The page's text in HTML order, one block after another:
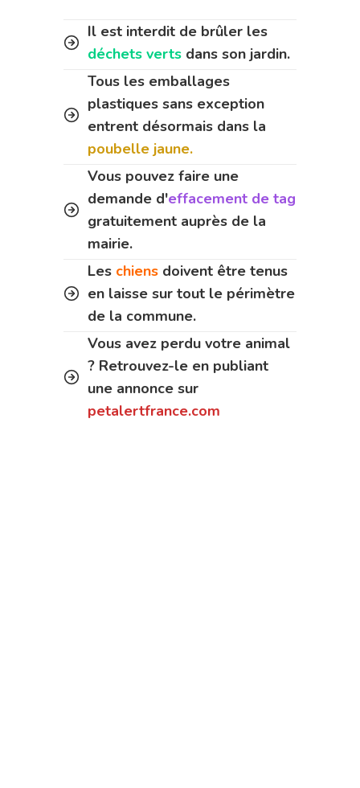
Il est interdit de brûler les
déchets verts dans son jardin.
Tous les emballages
plastiques sans exception
entrent désormais dans la
poubelle jaune.
Vous pouvez faire une
demande d'effacement de tag
gratuitement auprès de la
mairie.
Les chiens doivent être tenus
en laisse sur tout le périmètre
de la commune.
Vous avez perdu votre animal
? Retrouvez-le en publiant
une annonce sur
petalertfrance.com